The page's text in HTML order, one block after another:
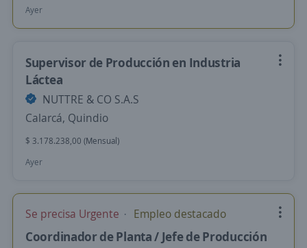
Ayer
Supervisor de Producción en Industria
Láctea
NUTTRE & CO S.A.S
Calarcá, Quindio
$ 3.178.238,00 (Mensual)
Ayer
Se precisa Urgente Empleo destacado
Coordinador de Planta / Jefe de Producción